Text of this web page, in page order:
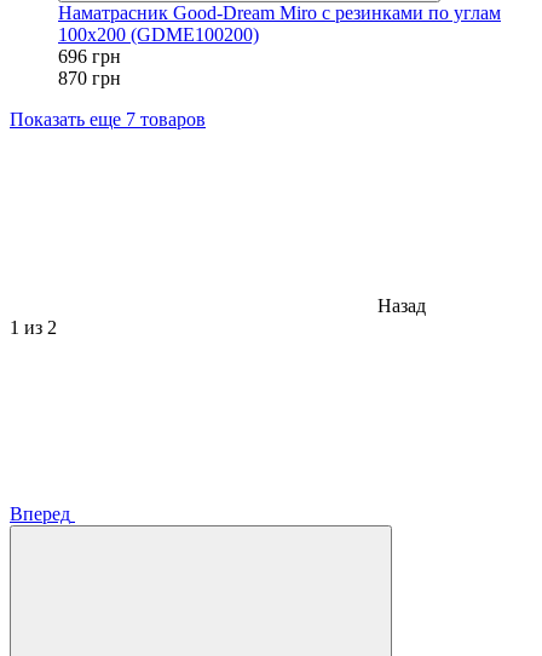
Наматрасник Good-Dream Miro с резинками по углам
100x200 (GDME100200)
696 грн
870 грн
Показать еще 7 товаров
Назад
1 из 2
Вперед